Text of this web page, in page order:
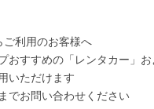
ご利用のお客様へ
おすすめの「レンタカー」
いただけます
でお問い合わせください